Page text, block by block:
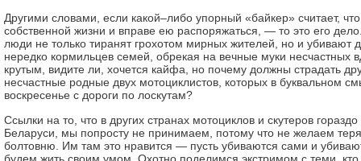
Другими словами, если какой–либо упорный «байкер» считает,
собственной жизни и вправе ею распоряжаться, — то это его
люди не только тиранят грохотом мирных жителей, но и убивают
нередко кормильцев семей, обрекая на вечные муки несчастных
крутым, видите ли, хочется кайфа, но почему должны страдать
несчастные родные двух мотоциклистов, которых в буквальном
воскресенье с дороги по лоскутам?
Ссылки на то, что в других странах мотоциклов и скутеров
Беларуси, мы попросту не принимаем, потому что не желаем
болтовню. Им там это нравится — пусть убиваются сами и